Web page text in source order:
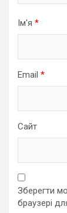
Ім'я *
Email *
Сайт
Зберегти
браузері